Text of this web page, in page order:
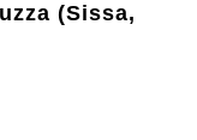
(Sissa,